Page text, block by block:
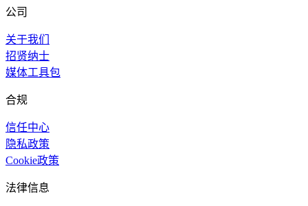
公司
关于我们
招贤纳士
媒体工具包
合规
信任中心
隐私政策
Cookie政策
法律信息